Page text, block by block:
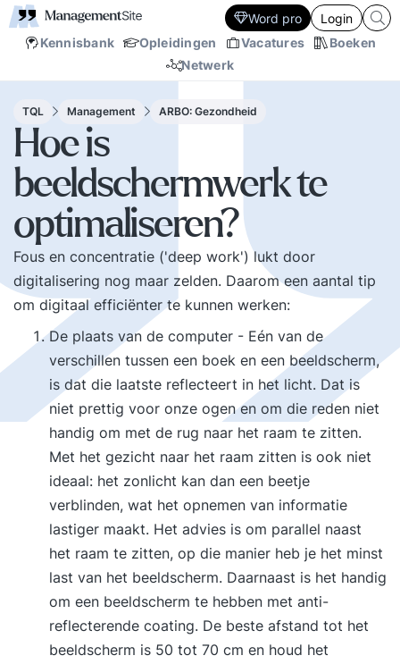
Kennisbank Opleidingen Vacatures
Boeken
Netwerk
Word pro Login
TQL Management ARBO: Gezondheid
Hoe is
beeldschermwerk te
optimaliseren?
Fous en concentratie ('deep work') lukt door
digitalisering nog maar zelden. Daarom een aantal tip
om digitaal efficiënter te kunnen werken:
De plaats van de computer - Eén van de
verschillen tussen een boek en een beeldscherm,
is dat die laatste reflecteert in het licht. Dat is
niet prettig voor onze ogen en om die reden niet
handig om met de rug naar het raam te zitten.
Met het gezicht naar het raam zitten is ook niet
ideaal: het zonlicht kan dan een beetje
verblinden, wat het opnemen van informatie
lastiger maakt. Het advies is om parallel naast
het raam te zitten, op die manier heb je het minst
last van het beeldscherm. Daarnaast is het handig
om een beeldscherm te hebben met anti-
reflecterende coating. De beste afstand tot het
beeldscherm is 50 tot 70 cm en houd het